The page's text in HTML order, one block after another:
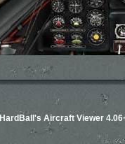
HardBall's Aircraft Viewer